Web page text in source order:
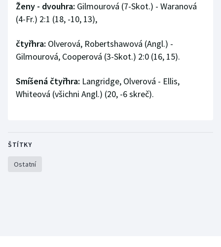
Motorsport
Parasport
Plavání
Ženy - dvouhra: Gilmourová (7-Skot.) - Waranová
(4-Fr.) 2:1 (18, -10, 13),
čtyřhra: Olverová, Robertshawová (Angl.) -
Gilmourová, Cooperová (3-Skot.) 2:0 (16, 15).
Smíšená čtyřhra: Langridge, Olverová - Ellis,
Whiteová (všichni Angl.) (20, -6 skreč).
ŠTÍTKY
Ostatní